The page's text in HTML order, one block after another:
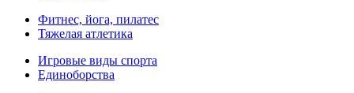
Фитнес, йога, пилатес
Тяжелая атлетика
Игровые виды спорта
Единоборства